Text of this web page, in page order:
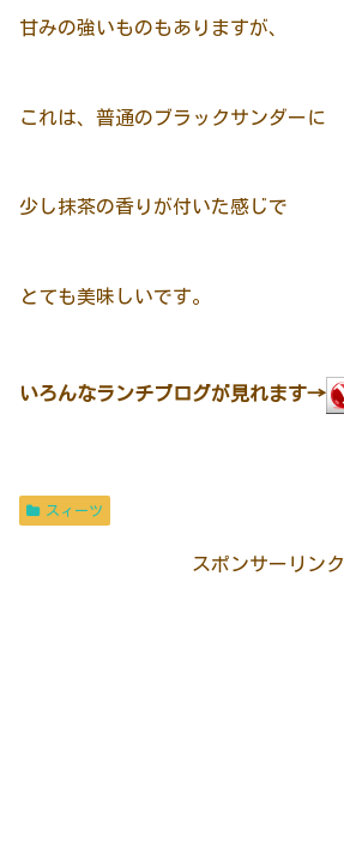
甘みの強いものもありますが、
これは、普通のブラックサンダーに
少し抹茶の香りが付いた感じで
とても美味しいです。
いろんなランチブログが見れます→
スィーツ
スポンサーリンク